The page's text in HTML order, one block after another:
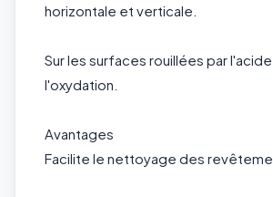
horizontale et verticale.
Sur les surfaces rouillées par
l'oxydation.
Avantages
Facilite le nettoyage des